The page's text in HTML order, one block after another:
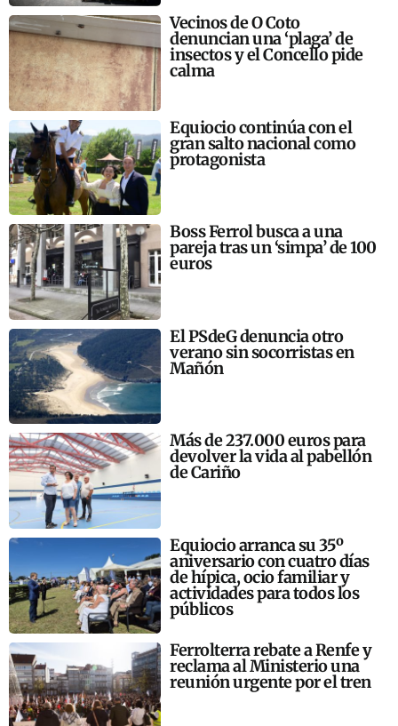
Vecinos de O Coto
denuncian una ‘plaga’ de
insectos y el Concello pide
calma
Equiocio continúa con el
gran salto nacional como
protagonista
Boss Ferrol busca a una
pareja tras un ‘simpa’ de 100
euros
El PSdeG denuncia otro
verano sin socorristas en
Mañón
Más de 237.000 euros para
devolver la vida al pabellón
de Cariño
Equiocio arranca su 35º
aniversario con cuatro días
de hípica, ocio familiar y
actividades para todos los
públicos
Ferrolterra rebate a Renfe y
reclama al Ministerio una
reunión urgente por el tren